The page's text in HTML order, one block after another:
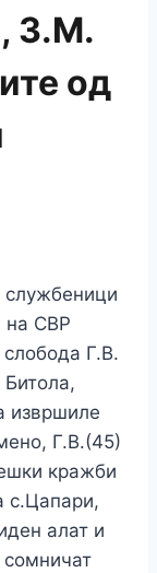
З.М.
од
службеници
на СВР
Г.В.
извршиле
Г.В.(45)
кражби
с.Цапари,
алат и